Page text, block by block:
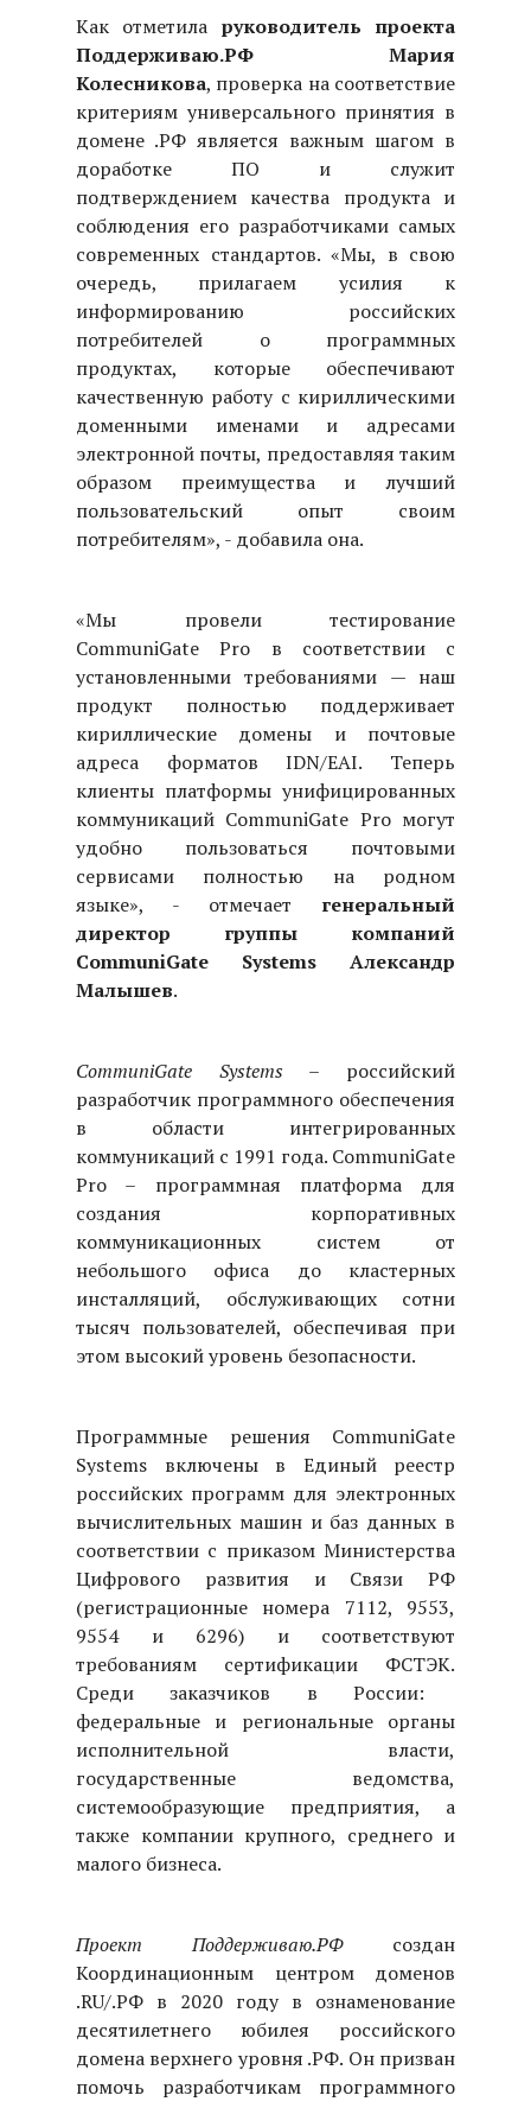
Как отметила руководитель проекта
Поддерживаю.РФ Мария
Колесникова, проверка на соответствие
критериям универсального принятия в
домене .РФ является важным шагом в
доработке ПО и служит
подтверждением качества продукта и
соблюдения его разработчиками самых
современных стандартов. «Мы, в свою
очередь, прилагаем усилия к
информированию российских
потребителей о программных
продуктах, которые обеспечивают
качественную работу с кириллическими
доменными именами и адресами
электронной почты, предоставляя таким
образом преимущества и лучший
пользовательский опыт своим
потребителям», - добавила она.
«Мы провели тестирование
CommuniGate Pro в соответствии с
установленными требованиями — наш
продукт полностью поддерживает
кириллические домены и почтовые
адреса форматов IDN/EAI. Теперь
клиенты платформы унифицированных
коммуникаций CommuniGate Pro могут
удобно пользоваться почтовыми
сервисами полностью на родном
языке», - отмечает генеральный
директор группы компаний
CommuniGate
Systems Александр
Малышев.
CommuniGate Systems – российский
разработчик программного обеспечения
в области интегрированных
коммуникаций с 1991 года. CommuniGate
Pro – программная платформа для
создания корпоративных
коммуникационных систем от
небольшого офиса до кластерных
инсталляций, обслуживающих сотни
тысяч пользователей, обеспечивая при
этом высокий уровень безопасности.
Программные решения CommuniGate
Systems включены в Единый реестр
российских программ для электронных
вычислительных машин и баз данных в
соответствии с приказом Министерства
Цифрового развития и Связи РФ
(регистрационные номера 7112, 9553,
9554и 6296) и соответствуют
требованиям сертификации ФСТЭК.
Среди заказчиков в России:
федеральные и региональные органы
исполнительной власти,
государственные ведомства,
системообразующие предприятия, а
также компании крупного, среднего и
малого бизнеса.
Проект Поддерживаю.РФсоздан
Координационным центром доменов
.RU/.РФ в 2020 году в ознаменование
десятилетнего юбилея российского
домена верхнего уровня .РФ. Он призван
помочь разработчикам программного